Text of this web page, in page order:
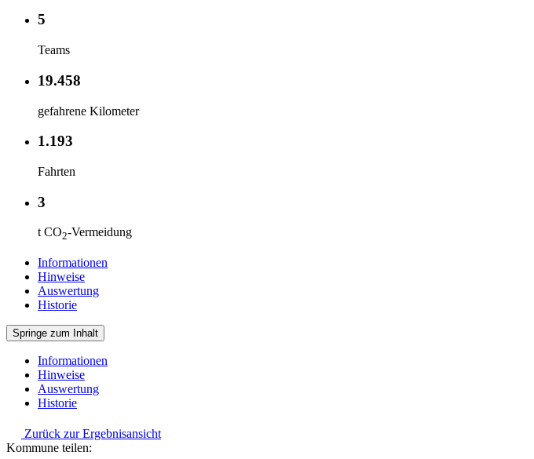
5
Teams
19.458
gefahrene Kilometer
1.193
Fahrten
3
t CO2-Vermeidung
Informationen
Hinweise
Auswertung
Historie
Springe zum Inhalt
Informationen
Hinweise
Auswertung
Historie
Zurück zur Ergebnisansicht
Kommune teilen: